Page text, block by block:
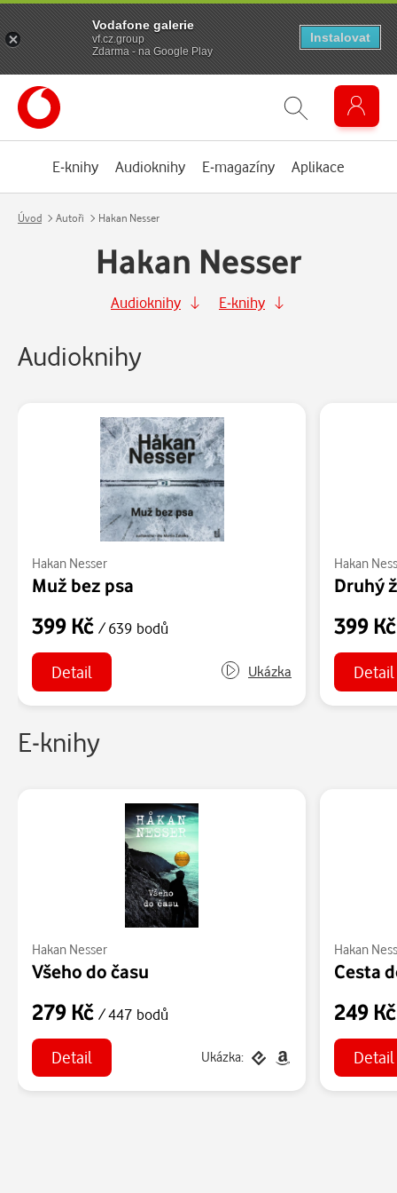
E-knihy Audioknihy E-magazíny Aplikace
Úvod Autoři Hakan Nesser
Hakan Nesser
Audioknihy E-knihy
Audioknihy
Hakan Nesser
Muž bez psa
399 Kč / 639 bodů
Detail Ukázka
Hakan
Druhý
399
Detail
E-knihy
Hakan Nesser
Všeho do času
279 Kč / 447 bodů
Detail Ukázka:
Hakan
Cesta
249
Detail
Vodafone galerie
vf.cz.group
Zdarma - na Google Play
Instalovat